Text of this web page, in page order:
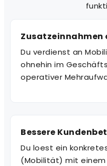
Zusatzeinnahmen
Du verdienst an
ohnehin im
operativer
Bessere
Du loest ein
(Mobilität) mit einem